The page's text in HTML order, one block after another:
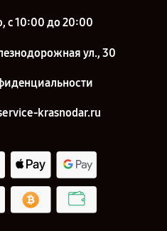
с 10:00 до 20:00
ул., 30
krasnodar.ru